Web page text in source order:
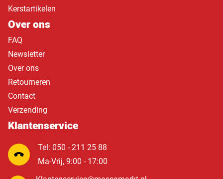
Kerstartikelen
Over ons
FAQ
Newsletter
Over ons
Retourneren
Contact
Verzending
Klantenservice
Tel: 050 - 211 25 88
Ma-Vrij, 9:00 - 17:00